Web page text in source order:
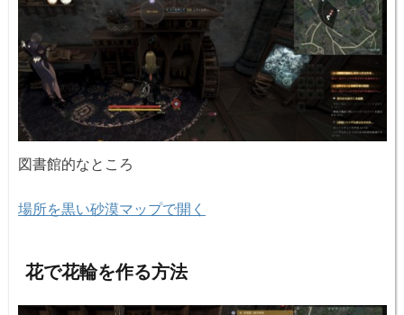
図書館的なところ
場所を黒い砂漠マップで開く
花で花輪を作る方法